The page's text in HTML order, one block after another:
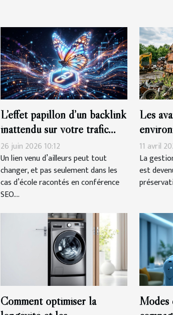
L’effet papillon d’un backlink
inattendu sur votre trafic
organique
26 juin 2026 10:12
Un lien venu d’ailleurs peut tout
changer, et pas seulement dans les
cas d’école racontés en conférence
SEO....
Les
d'usage
11 avril
La
est
Comment optimiser la
Modes